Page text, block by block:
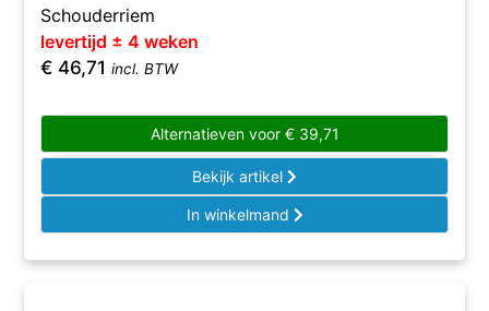
Schouderriem
levertijd ± 4 weken
€ 46,71 incl. BTW
Alternatieven voor €39,71
Bekijk artikel
In winkelmand